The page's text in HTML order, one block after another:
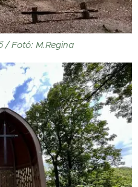
/ Fotó: M.Regina